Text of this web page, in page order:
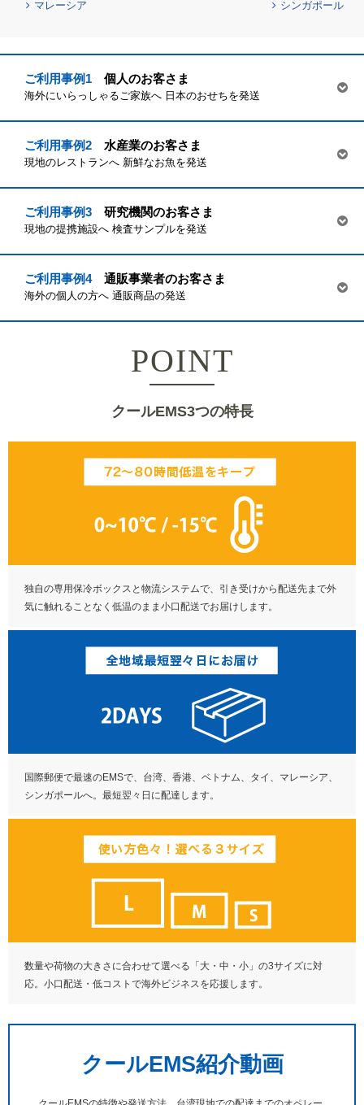
マレーシア シンガポール
ご利用事例1 個人のお客さま
海外にいらっしゃるご家族へ 日本のおせちを発送
ご利用事例2 水産業のお客さま
現地のレストランへ 新鮮なお魚を発送
ご利用事例3 研究機関のお客さま
現地の提携施設へ 検査サンプルを発送
ご利用事例4 通販事業者のお客さま
海外の個人の方へ 通販商品の発送
POINT
クールEMS3つの特長
独自の専用保冷ボックスと物流システムで、引き受けから配送先まで外
気に触れることなく低温のまま小口配送でお届けします。
国際郵便で最速のEMSで、台湾、香港、ベトナム、タイ、マレーシア、
シンガポールへ。最短翌々日に配達します。
数量や荷物の大きさに合わせて選べる「大・中・小」の3サイズに対
応。小口配送・低コストで海外ビジネスを応援します。
クールEMS紹介動画